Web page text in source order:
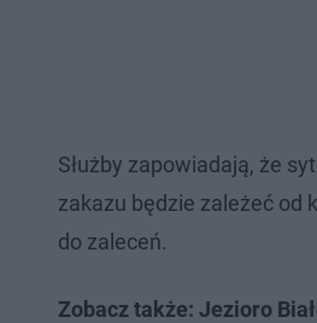
Służby zapowiadają, że
zakazu będzie zależeć od
do zaleceń.
Zobacz także: Jezioro